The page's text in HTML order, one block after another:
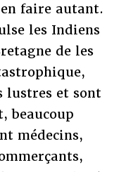
faire autant.
les Indiens
de les
lustres et sont
beaucoup
médecins,